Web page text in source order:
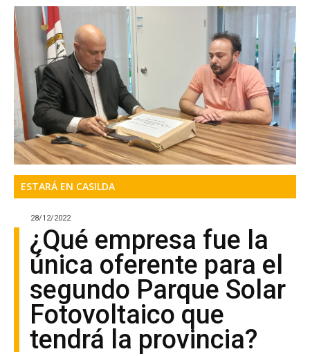
ESTARÁ EN CASILDA
28/12/2022
¿Qué empresa fue la
única oferente para el
segundo Parque Solar
Fotovoltaico que
tendrá la provincia?